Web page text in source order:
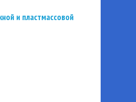
и пластмассовой